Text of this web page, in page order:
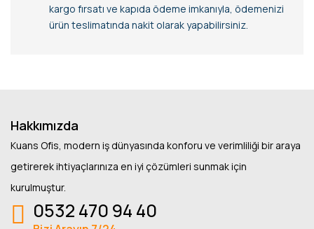
kargo fırsatı ve kapıda ödeme imkanıyla, ödemenizi
ürün teslimatında nakit olarak yapabilirsiniz.
Hakkımızda
Kuans Ofis, modern iş dünyasında konforu ve verimliliği bir araya
getirerek ihtiyaçlarınıza en iyi çözümleri sunmak için
kurulmuştur.
0532 470 94 40